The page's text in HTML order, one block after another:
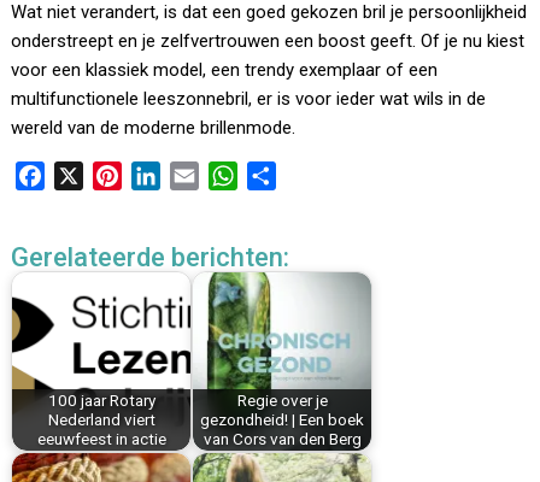
Wat niet verandert, is dat een goed gekozen bril je persoonlijkheid
onderstreept en je zelfvertrouwen een boost geeft. Of je nu kiest
voor een klassiek model, een trendy exemplaar of een
multifunctionele leeszonnebril, er is voor ieder wat wils in de
wereld van de moderne brillenmode.
e
o
k
t
r
e
s
t
k
d
I
n
i
W
t
s
A
p
p
e
Gerelateerde berichten:
100 jaar Rotary
Nederland viert
eeuwfeest in actie
Regie over je
gezondheid! | Een boek
van Cors van den Berg